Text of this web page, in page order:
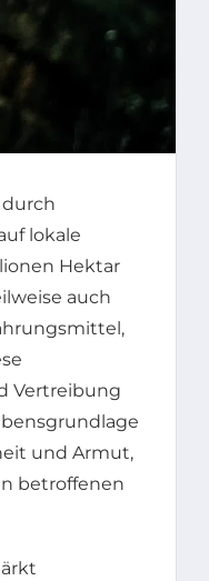
durch
lokale
Hektar
auch
Vertreibung
und Armut,
betroffenen